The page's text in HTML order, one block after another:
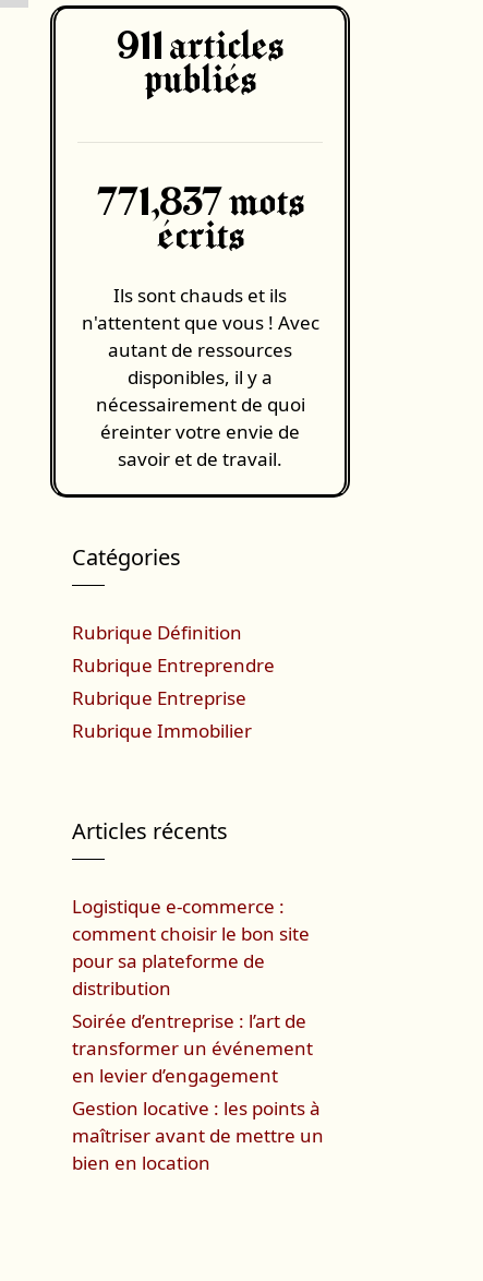
911 articles
publiés
771,837 mots
écrits
Ils sont chauds et ils
n'attentent que vous ! Avec
autant de ressources
disponibles, il y a
nécessairement de quoi
éreinter votre envie de
savoir et de travail.
Catégories
Rubrique Définition
Rubrique Entreprendre
Rubrique Entreprise
Rubrique Immobilier
Articles récents
Logistique e-commerce :
comment choisir le bon site
pour sa plateforme de
distribution
Soirée d’entreprise : l’art de
transformer un événement
en levier d’engagement
Gestion locative : les points à
maîtriser avant de mettre un
bien en location